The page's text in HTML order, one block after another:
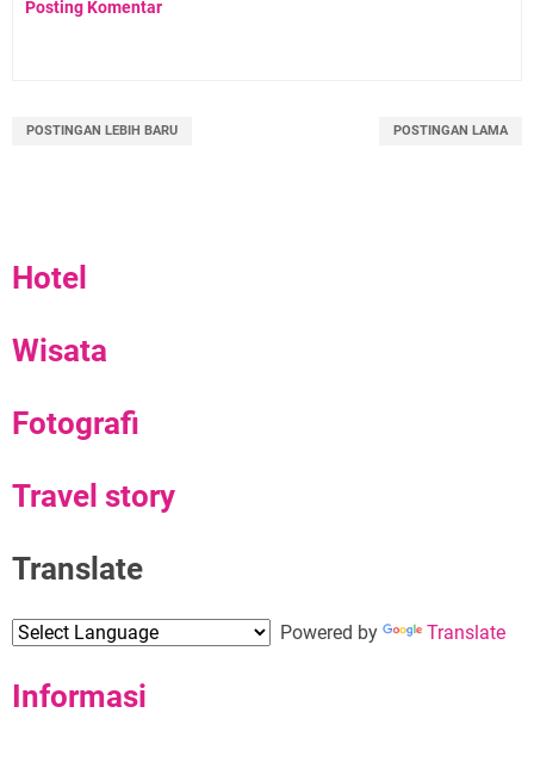
Posting Komentar
POSTINGAN LEBIH BARU POSTINGAN LAMA
Hotel
Wisata
Fotografi
Travel story
Translate
Powered by Translate
Informasi